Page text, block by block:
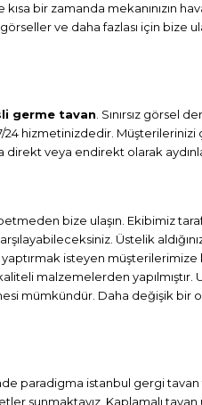
bir zamanda mekanınızın
ve daha fazlası için bize
germe tavan . Sınırsız görsel
24 hizmetinizdedir.
veya endirekt olarak
bize ulaşın. Ekibimiz
Üstelik
yaptırmak isteyen
malzemelerden
mümkündür. Daha değişik
paradigma istanbul gergi
sunmaktayız. Kaplamalı tavan